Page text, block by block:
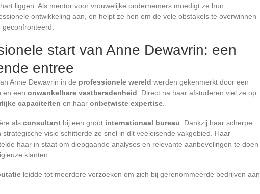
liggen. Als mentor voor vrouwelijke ondernemers moedigt ze hun
ontwikkeling aan, en helpt ze hen om de vele obstakels te overwinnen
start van Anne Dewavrin: een
entree
Anne Dewavrin in de professionele wereld werden gekenmerkt door een
en een onwankelbare vastberadenheid . Direct na haar afstuderen viel ze op
capaciteiten en haar onbetwiste expertise
als consultant bij een groot internationaal bureau . Dankzij haar scherpe
strategische visie schitterde ze snel in dit veeleisende vakgebied. Haar
haar in staat om diepgaande analyses en relevante aanbevelingen te doen
klanten.
leidde tot meerdere verzoeken om zich bij gerenommeerde bedrijven aan